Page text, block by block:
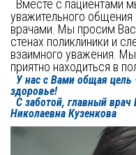
уважительного общения
врачами. Мы просим
стенах поликлиники и
взаимного уважения.
приятно находиться в
У нас с Вами общая цель
здоровье!
С заботой, главный
Николаевна Кузенкова